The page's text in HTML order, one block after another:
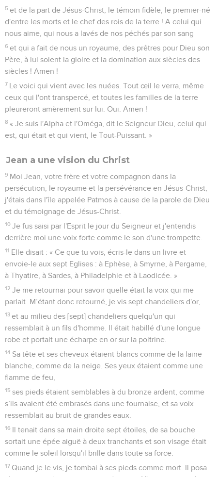
5 et de la part de Jésus-Christ, le témoin fidèle, le premier-né
d'entre les morts et le chef des rois de la terre ! A celui qui
nous aime, qui nous a lavés de nos péchés par son sang
6 et qui a fait de nous un royaume, des prêtres pour Dieu son
Père, à lui soient la gloire et la domination aux siècles des
siècles ! Amen !
7 Le voici qui vient avec les nuées. Tout œil le verra, même
ceux qui l'ont transpercé, et toutes les familles de la terre
pleureront amèrement sur lui. Oui. Amen !
8 « Je suis l'Alpha et l'Oméga, dit le Seigneur Dieu, celui qui
est, qui était et qui vient, le Tout-Puissant. »
Jean a une vision du Christ
9 Moi Jean, votre frère et votre compagnon dans la
persécution, le royaume et la persévérance en Jésus-Christ,
j'étais dans l'île appelée Patmos à cause de la parole de Dieu
et du témoignage de Jésus-Christ.
10 Je fus saisi par l'Esprit le jour du Seigneur et j'entendis
derrière moi une voix forte comme le son d'une trompette.
11 Elle disait : « Ce que tu vois, écris-le dans un livre et
envoie-le aux sept Eglises : à Ephèse, à Smyrne, à Pergame,
à Thyatire, à Sardes, à Philadelphie et à Laodicée. »
12 Je me retournai pour savoir quelle était la voix qui me
parlait. M’étant donc retourné, je vis sept chandeliers d'or,
13 et au milieu des [sept] chandeliers quelqu'un qui
ressemblait à un fils d'homme. Il était habillé d'une longue
robe et portait une écharpe en or sur la poitrine.
14 Sa tête et ses cheveux étaient blancs comme de la laine
blanche, comme de la neige. Ses yeux étaient comme une
flamme de feu,
15 ses pieds étaient semblables à du bronze ardent, comme
s’ils avaient été embrasés dans une fournaise, et sa voix
ressemblait au bruit de grandes eaux.
16 Il tenait dans sa main droite sept étoiles, de sa bouche
sortait une épée aiguë à deux tranchants et son visage était
comme le soleil lorsqu'il brille dans toute sa force.
17 Quand je le vis, je tombai à ses pieds comme mort. Il posa